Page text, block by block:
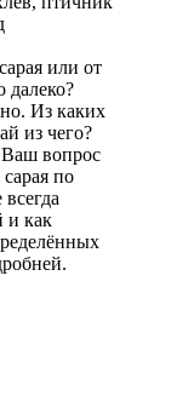
или от
далеко?
Из каких
из чего?
вопрос
по
и как